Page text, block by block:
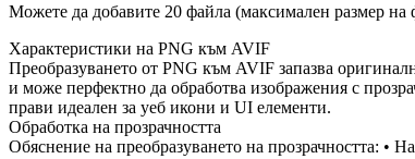
Можете да добавите 20 файла (максимален размер на
Характеристики на PNG към AVIF
Преобразуването от PNG към AVIF запазва
и може перфектно да обработва изображения с
прави идеален за уеб икони и UI елементи.
Обработка на прозрачността
Обяснение на преобразуването на прозрачността: •